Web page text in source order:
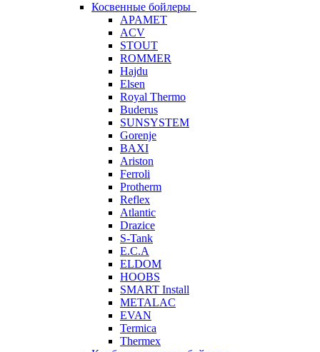
Косвенные бойлеры
APAMET
ACV
STOUT
ROMMER
Hajdu
Elsen
Royal Thermo
Buderus
SUNSYSTEM
Gorenje
BAXI
Ariston
Ferroli
Protherm
Reflex
Atlantic
Drazice
S-Tank
E.C.A
ELDOM
HOOBS
SMART Install
METALAC
EVAN
Termica
Thermex